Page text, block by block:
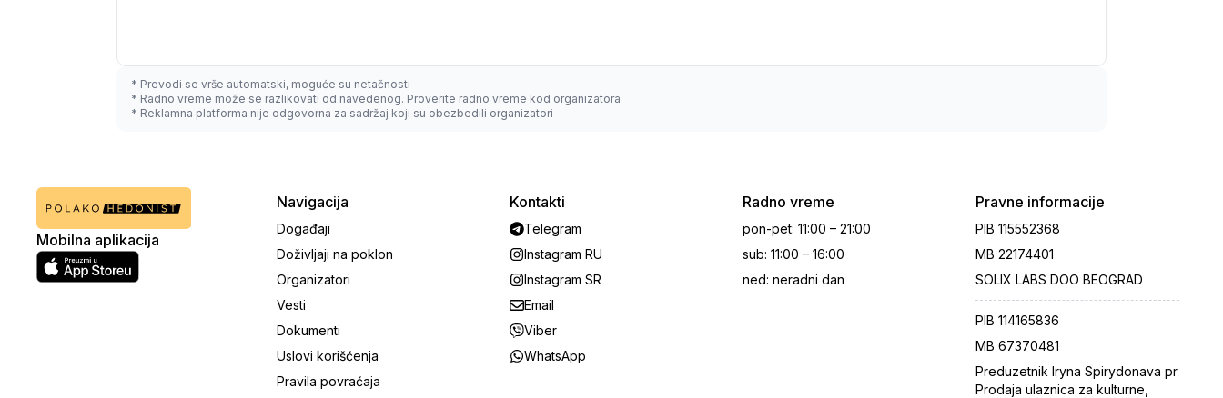
* Prevodi se vrše automatski, moguće su netačnosti
* Radno vreme može se razlikovati od navedenog. Proverite radno vreme kod organizatora
* Reklamna platforma nije odgovorna za sadržaj koji su obezbedili organizatori
Mobilna aplikacija
Navigacija
Događaji
Doživljaji na poklon
Organizatori
Vesti
Dokumenti
Uslovi korišćenja
Pravila povraćaja
Kontakti
Telegram
Instagram RU
Instagram SR
Email
Viber
WhatsApp
Radno vreme
pon-pet: 11:00 – 21:00
sub: 11:00 – 16:00
ned: neradni dan
Pravne informacije
PIB 115552368
MB 22174401
SOLIX LABS DOO BEOGRAD
PIB 114165836
MB 67370481
Preduzetnik Iryna Spirydonava pr
Prodaja ulaznica za kulturne,